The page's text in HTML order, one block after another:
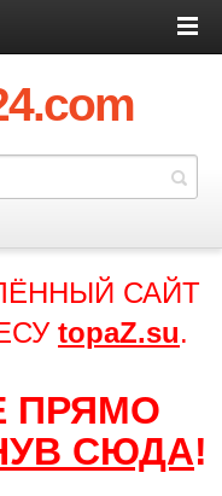
САЙТ
topaZ.su.
ПРЯМО
СЮДА!